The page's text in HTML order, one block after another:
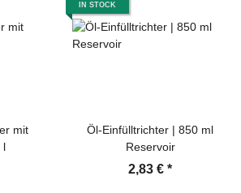
mit
l
IN STOCK
Öl-Einfülltrichter | 850 ml
Reservoir
2,83 € *